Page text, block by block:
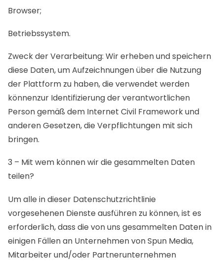
Browser;
Betriebssystem.
Zweck der Verarbeitung: Wir erheben und speichern
diese Daten, um Aufzeichnungen über die Nutzung
der Plattform zu haben, die verwendet werden
könnenzur Identifizierung der verantwortlichen
Person gemäß dem Internet Civil Framework und
anderen Gesetzen, die Verpflichtungen mit sich
bringen.
3 – Mit wem können wir die gesammelten Daten
teilen?
Um alle in dieser Datenschutzrichtlinie
vorgesehenen Dienste ausführen zu können, ist es
erforderlich, dass die von uns gesammelten Daten in
einigen Fällen an Unternehmen von Spun Media,
Mitarbeiter und/oder Partnerunternehmen